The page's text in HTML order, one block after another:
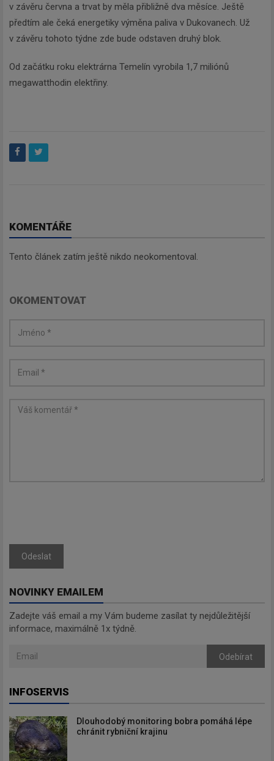
v závěru června a trvat by měla přibližně dva měsíce. Ještě
předtím ale čeká energetiky výměna paliva v Dukovanech. Už
v závěru tohoto týdne zde bude odstaven druhý blok.
Od začátku roku elektrárna Temelín vyrobila 1,7 miliónů
megawatthodin elektřiny.
KOMENTÁŘE
Tento článek zatím ještě nikdo neokomentoval.
OKOMENTOVAT
Odeslat
NOVINKY EMAILEM
Zadejte váš email a my Vám budeme zasílat ty nejdůležitější
informace, maximálně 1x týdně.
Odebírat
INFOSERVIS
Dlouhodobý monitoring bobra pomáhá lépe
chránit rybniční krajinu